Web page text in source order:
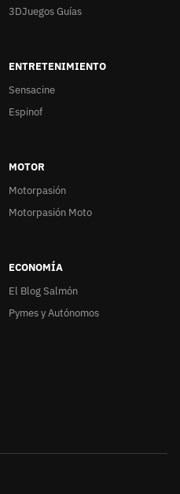
3DJuegos Guías
ENTRETENIMIENTO
Sensacine
Espinof
MOTOR
Motorpasión
Motorpasión Moto
ECONOMÍA
El Blog Salmón
Pymes y Autónomos